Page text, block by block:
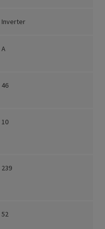
Inverter
A
46
10
239
52